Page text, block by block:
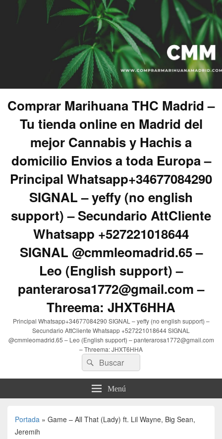
Comprar Marihuana THC Madrid –
Tu tienda online en Madrid del
mejor Cannabis y Hachis a
domicilio Envios a toda Europa –
Principal Whatsapp+34677084290
SIGNAL – yeffy (no english
support) – Secundario AttCliente
Whatsapp +527221018644
SIGNAL @cmmleomadrid.65 –
Leo (English support) –
panterarosa1772@gmail.com –
Threema: JHXT6HHA
Principal Whatsapp+34677084290 SIGNAL – yeffy (no english support) –
Secundario AttCliente Whatsapp +527221018644 SIGNAL
@cmmleomadrid.65 – Leo (English support) – panterarosa1772@gmail.com
– Threema: JHXT6HHA
Buscar
por:
Buscar
Menú
Portada » Game – All That (Lady) ft. Lil Wayne, Big Sean,
Jeremih